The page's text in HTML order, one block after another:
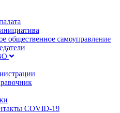
общественное самоуправление
COVID-19